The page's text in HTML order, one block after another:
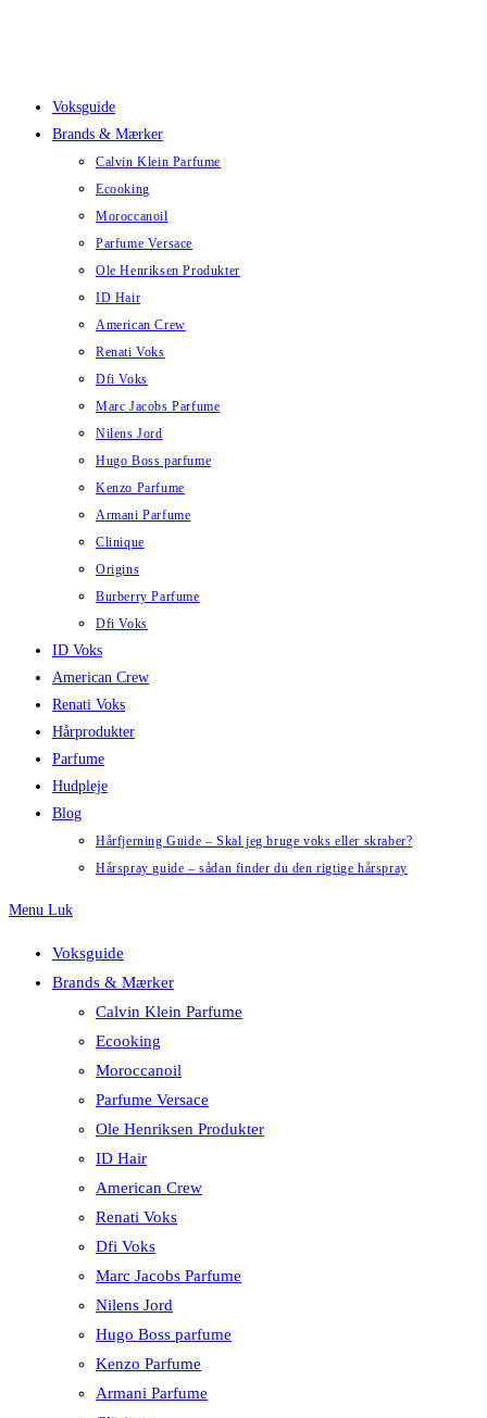
Voksguide
Brands & Mærker
Calvin Klein Parfume
Ecooking
Moroccanoil
Parfume Versace
Ole Henriksen Produkter
ID Hair
American Crew
Renati Voks
Dfi Voks
Marc Jacobs Parfume
Nilens Jord
Hugo Boss parfume
Kenzo Parfume
Armani Parfume
Clinique
Origins
Burberry Parfume
Dfi Voks
ID Voks
American Crew
Renati Voks
Hårprodukter
Parfume
Hudpleje
Blog
Hårfjerning Guide – Skal jeg bruge voks eller skraber?
Hårspray guide – sådan finder du den rigtige hårspray
Menu Luk
Voksguide
Brands & Mærker
Calvin Klein Parfume
Ecooking
Moroccanoil
Parfume Versace
Ole Henriksen Produkter
ID Hair
American Crew
Renati Voks
Dfi Voks
Marc Jacobs Parfume
Nilens Jord
Hugo Boss parfume
Kenzo Parfume
Armani Parfume